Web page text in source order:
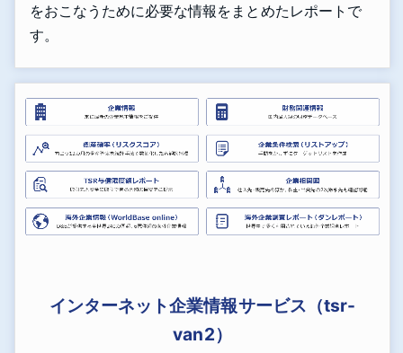
をおこなうために必要な情報をまとめたレポートで
す。
インターネット企業情報サービス（tsr-
van2）